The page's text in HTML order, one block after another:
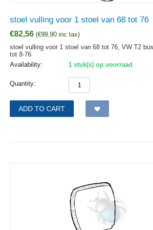
stoel vulling voor 1 stoel van 68 tot 76
€82,56 (€99,90 inc tax)
stoel vulling voor 1 stoel van 68 tot 76, VW T2
tot 8-76
Availability:
1 stuk(s) op voorraad
Quantity:
ADD TO CART